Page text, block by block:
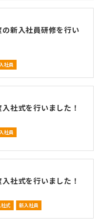
新入社員研修を行い
社員
社式を行いました！
社員
社式を行いました！
社式 新入社員